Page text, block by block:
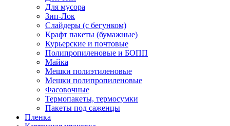
Для мусора
Зип-Лок
Слайдеры (с бегунком)
Крафт пакеты (бумажные)
Курьерские и почтовые
Полипропиленовые и БОПП
Майка
Мешки полиэтиленовые
Мешки полипропиленовые
Фасовочные
Термопакеты, термосумки
Пакеты под саженцы
Пленка